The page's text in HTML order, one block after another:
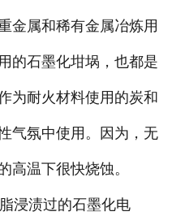
金属和稀有金属冶炼用
的石墨化坩埚，也都是
为耐火材料使用的炭和
气氛中使用。因为，无
高温下很快烧蚀。
浸渍过的石墨化电